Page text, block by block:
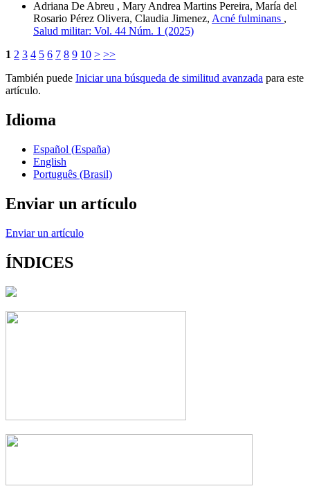
Adriana De Abreu , Mary Andrea Martins Pereira, María del
Rosario Pérez Olivera, Claudia Jimenez, Acné fulminans ,
Salud militar: Vol. 44 Núm. 1 (2025)
1 2 3 4 5 6 7 8 9 10 > >>
También puede Iniciar una búsqueda de similitud avanzada para este
artículo.
Idioma
Español (España)
English
Português (Brasil)
Enviar un artículo
Enviar un artículo
ÍNDICES